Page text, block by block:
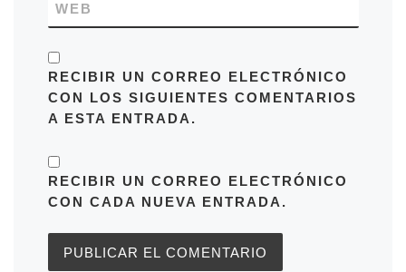
WEB
RECIBIR UN CORREO ELECTRÓNICO
CON LOS SIGUIENTES COMENTARIOS
A ESTA ENTRADA.
RECIBIR UN CORREO ELECTRÓNICO
CON CADA NUEVA ENTRADA.